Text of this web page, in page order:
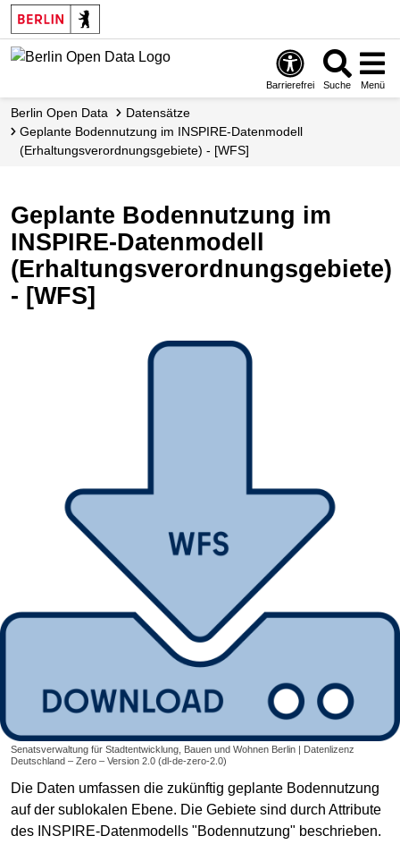
Skip
to
main
Barrierefrei Suche Menü
Berlin Open Data
Datensätze
Geplante Bodennutzung im INSPIRE-Datenmodell
(Erhaltungsverordnungsgebiete) - [WFS]
Geplante Bodennutzung im
INSPIRE-Datenmodell
(Erhaltungsverordnungsgebiete)
- [WFS]
Senatsverwaltung für Stadtentwicklung, Bauen und Wohnen Berlin | Datenlizenz
Deutschland – Zero – Version 2.0 (dl-de-zero-2.0)
Die Daten umfassen die zukünftig geplante Bodennutzung
auf der sublokalen Ebene. Die Gebiete sind durch Attribute
des INSPIRE-Datenmodells "Bodennutzung" beschrieben.